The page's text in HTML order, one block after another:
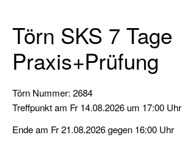
Sportküstenschifferschein
(SKS)
(SSS)
Range
Törn SKS 7 Tage
Praxis+Prüfung
Törn Nummer: 2684
Treffpunkt am Fr 14.08.2026 um 17:00 Uhr
Ende am Fr 21.08.2026 gegen 16:00 Uhr